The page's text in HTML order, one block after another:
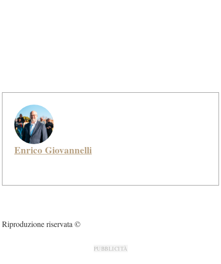
Enrico Giovannelli
Riproduzione riservata ©
PUBBLICITÀ